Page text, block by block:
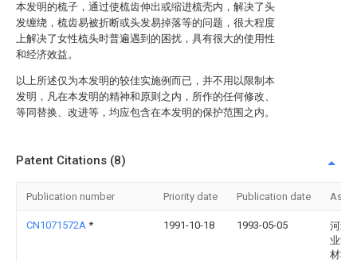
本发明的梳子，通过使梳齿伸出或缩进梳壳内，解决了头
发缠绕，梳齿易被折断或头发易掉落等的问题，很大程度
上解决了女性梳头时普遍遇到的困扰，具有很大的使用性
和经济效益。
以上所述仅为本发明的较佳实施例而已，并不用以限制本
发明，凡在本发明的精神和原则之内，所作的任何修改、
等同替换、改进等，均应包含在本发明的保护范围之内。
Patent Citations (8)
Publication number Priority date Publication date
CN1071572A * 1991-10-18 1993-05-05
河北
业集
材料